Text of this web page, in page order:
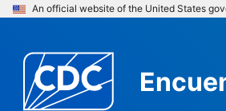
An official website of the United States